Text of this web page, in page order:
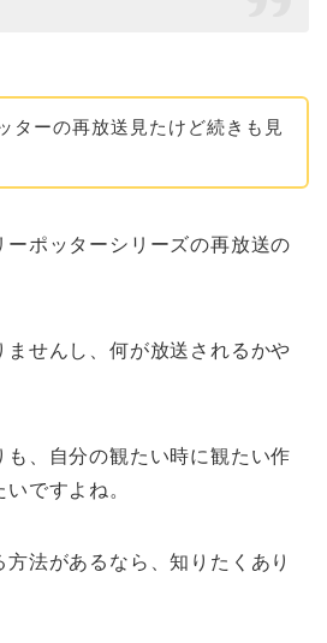
ターの再放送見たけど続きも見
ポッターシリーズの再放送の
ませんし、何が放送されるかや
も、自分の観たい時に観たい作
ですよね。
方法があるなら、知りたくあり